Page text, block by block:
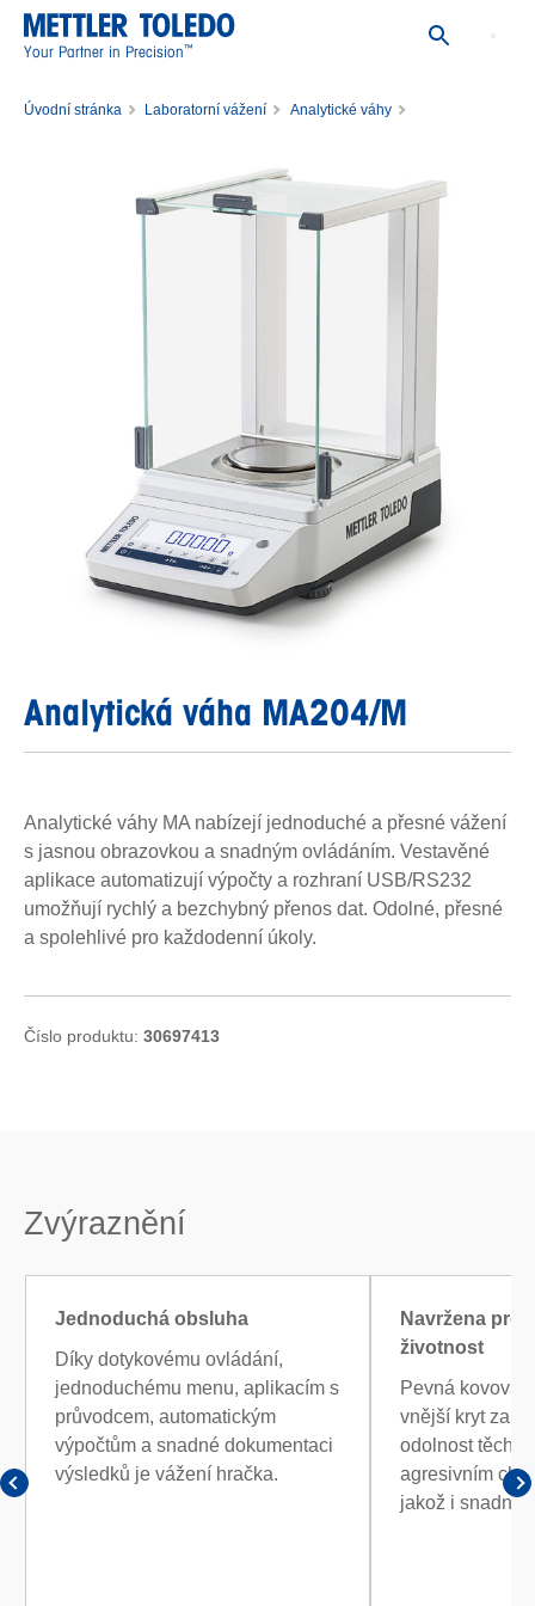
Your Partner in Precision™
Úvodní stránka Laboratorní vážení
Analytické váhy
Analytická váha MA204/M
Analytické váhy MA nabízejí jednoduché a přesné vážení
s jasnou obrazovkou a snadným ovládáním. Vestavěné
aplikace automatizují výpočty a rozhraní USB/RS232
umožňují rychlý a bezchybný přenos dat. Odolné, přesné
a spolehlivé pro každodenní úkoly.
Číslo produktu: 30697413
Zvýraznění
Jednoduchá obsluha
Díky dotykovému ovládání,
jednoduchému menu, aplikacím s
průvodcem, automatickým
výpočtům a snadné dokumentaci
výsledků je vážení hračka.
Navržena pro
životnost
Pevná kovová
vnější kryt
odolnost těchto
agresivním
jakož i snadné